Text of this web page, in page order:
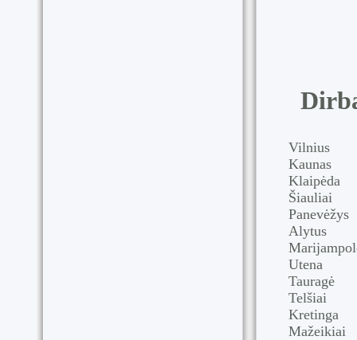
Vilnius
Kaunas
Klaipėda
Šiauliai
Panevėžys
Alytus
Utena
Tauragė
Telšiai
Kretinga
Mažeikiai